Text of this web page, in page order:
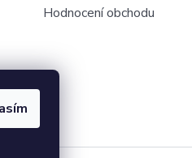
Hodnocení obchodu